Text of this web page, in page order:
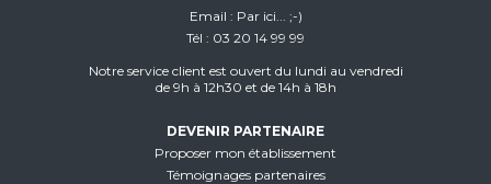
Email
Par ici... ;-)
Tél
03 20 14 99 99
Notre service client est ouvert du lundi au vendredi
de 9h à 12h30 et de 14h à 18h
DEVENIR PARTENAIRE
Proposer mon établissement
Témoignages partenaires